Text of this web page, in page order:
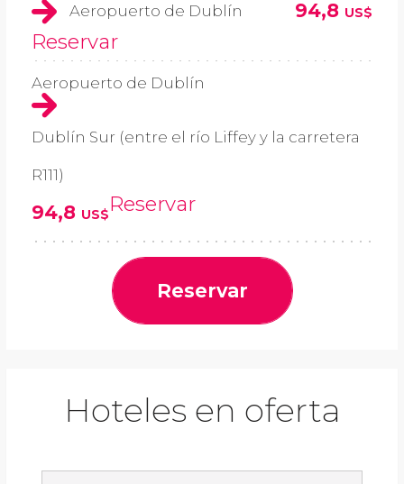
Aeropuerto de Dublín
94,8 US$
Reservar
Aeropuerto de Dublín
Dublín Sur (entre el río Liffey y la carretera
R111)
94,8 US$Reservar
Reservar
Hoteles en oferta